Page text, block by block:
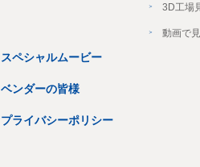
スペシャルムービー
ベンダーの皆様
プライバシーポリシー
3D工場
動画で